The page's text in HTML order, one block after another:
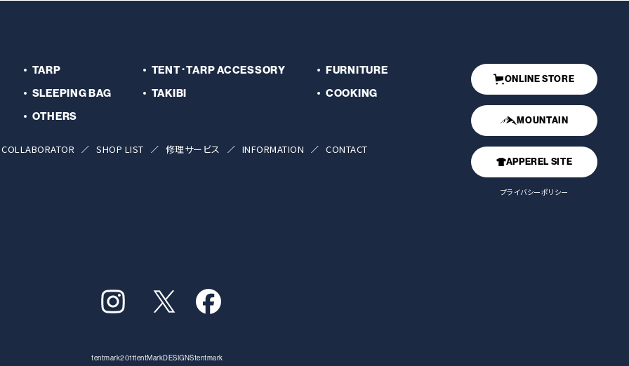
TARP TENT･TARP ACCESSORY
FURNITURE
SLEEPING BAG TAKIBI
COOKING
OTHERS
COLLABORATOR SHOP LIST 修理サービス INFORMATION CONTACT
ONLINE STORE
MOUNTAIN
APPEREL SITE
プライバシーポリシー
tentmark2011tentMarkDESIGNStentmark